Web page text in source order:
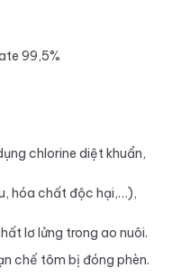
99,5%
chlorine diệt khuẩn,
hóa chất độc hại,…),
lơ lửng trong ao nuôi.
chế tôm bị đóng phèn.